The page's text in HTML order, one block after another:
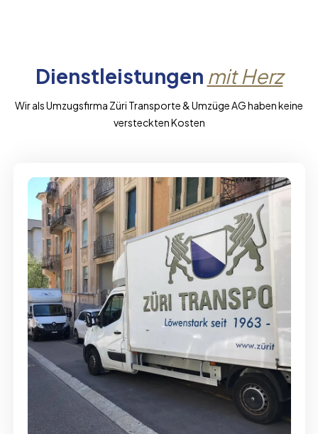
Dienstleistungen mit Herz
Wir als Umzugsfirma Züri Transporte & Umzüge AG haben keine
versteckten Kosten
Full-Service - Für Privatumzüge